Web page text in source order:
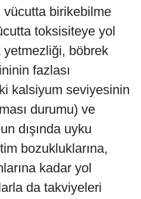
birikebilme
toksisiteye yol
böbrek
fazlası
kalsiyum seviyesinin
durumu) ve
dışında uyku
bozukluklarına,
kadar yol
da takviyeleri